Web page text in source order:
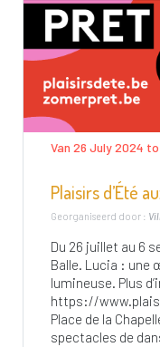
Van 26 July 2024
Plaisirs d’Été
Georganiseerd door :
Du 26 juillet au 6
Balle. Lucia : une
lumineuse. Plus
https://
Place de la
spectacles de